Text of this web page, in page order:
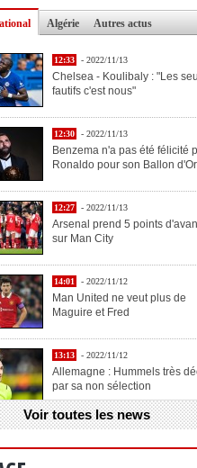
Algérie Autres actus
12:33 - 2022/11/13
Chelsea - Koulibaly : "Les
fautifs c'est nous"
12:30 - 2022/11/13
Benzema n'a pas été félicité
Ronaldo pour son Ballon d'Or
12:27 - 2022/11/13
Arsenal prend 5 points
sur Man City
14:01 - 2022/11/12
Man United ne veut plus de
Maguire et Fred
13:13 - 2022/11/12
Allemagne : Hummels très
par sa non sélection
13:11 - 2022/11/12
Henry explique la chose qu'il
Voir toutes les news